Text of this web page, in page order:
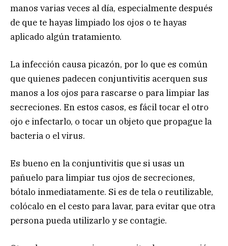
manos varias veces al día, especialmente después
de que te hayas limpiado los ojos o te hayas
aplicado algún tratamiento.
La infección causa picazón, por lo que es común
que quienes padecen conjuntivitis acerquen sus
manos a los ojos para rascarse o para limpiar las
secreciones. En estos casos, es fácil tocar el otro
ojo e infectarlo, o tocar un objeto que propague la
bacteria o el virus.
Es bueno en la conjuntivitis que si usas un
pañuelo para limpiar tus ojos de secreciones,
bótalo inmediatamente. Si es de tela o reutilizable,
colócalo en el cesto para lavar, para evitar que otra
persona pueda utilizarlo y se contagie.